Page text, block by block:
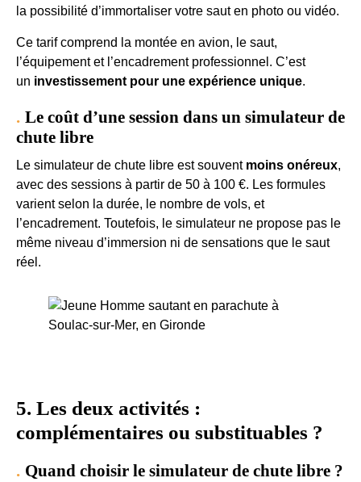
la possibilité d’immortaliser votre saut en photo ou vidéo.
Ce tarif comprend la montée en avion, le saut,
l’équipement et l’encadrement professionnel. C’est
un investissement pour une expérience unique.
Le coût d’une session dans un simulateur de
chute libre
Le simulateur de chute libre est souvent moins onéreux,
avec des sessions à partir de 50 à 100 €. Les formules
varient selon la durée, le nombre de vols, et
l’encadrement. Toutefois, le simulateur ne propose pas le
même niveau d’immersion ni de sensations que le saut
réel.
5. Les deux activités :
complémentaires ou substituables ?
Quand choisir le simulateur de chute libre ?